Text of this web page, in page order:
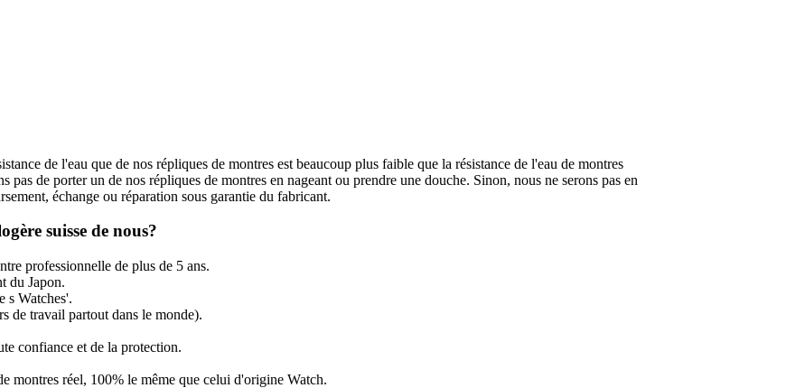
de l'eau que de nos répliques de montres est beaucoup plus faible que la résistance de l'eau de montres
pas de porter un de nos répliques de montres en nageant ou prendre une douche. Sinon, nous ne serons pas en
échange ou réparation sous garantie du fabricant.
suisse de nous?
professionnelle de plus de 5 ans.
du Japon.
s Watches'.
de travail partout dans le monde).
confiance et de la protection.
montres réel, 100% le même que celui d'origine Watch.